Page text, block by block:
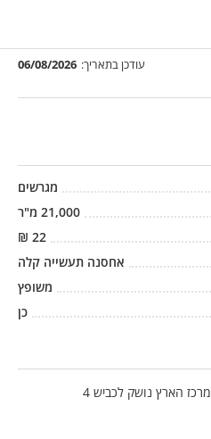
עודכן בתאריך: 06/08/2026
מגרשים
21,000 מ"ר
22
₪
אחסנה תעשייה קלה
משופץ
כן